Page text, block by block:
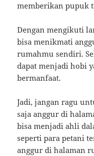
memberikan pupuk
Dengan mengikuti
bisa menikmati
rumahmu sendiri.
dapat menjadi hobi
bermanfaat.
Jadi, jangan ragu
saja anggur di
bisa menjadi ahli
seperti para petani
anggur di halaman